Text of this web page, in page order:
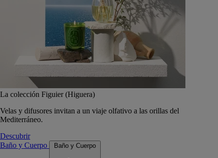
La colección Figuier (Higuera)
Velas y difusores invitan a un viaje olfativo a las orillas del
Mediterráneo.
Descubrir
Baño y Cuerpo
Baño y Cuerpo